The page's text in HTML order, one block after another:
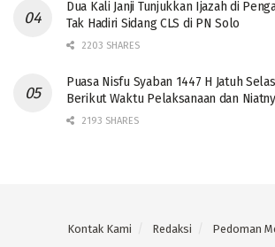
Dua Kali Janji Tunjukkan Ijazah di
Tak Hadiri Sidang CLS di PN Solo
2203 SHARES
Puasa Nisfu Syaban 1447 H Jatuh
Berikut Waktu Pelaksanaan dan
2193 SHARES
Kontak Kami Redaksi Pedoman